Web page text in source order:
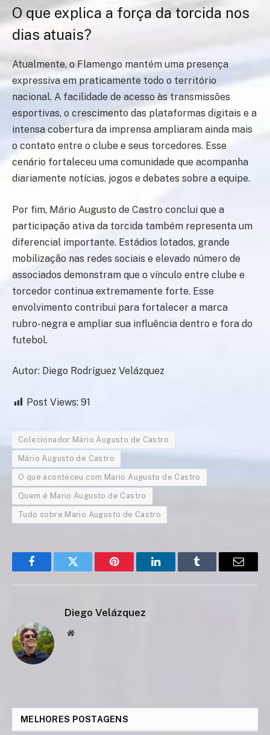
O que explica a força da torcida nos
dias atuais?
Atualmente, o Flamengo mantém uma presença
expressiva em praticamente todo o território
nacional. A facilidade de acesso às transmissões
esportivas, o crescimento das plataformas digitais e a
intensa cobertura da imprensa ampliaram ainda mais
o contato entre o clube e seus torcedores. Esse
cenário fortaleceu uma comunidade que acompanha
diariamente notícias, jogos e debates sobre a equipe.
Por fim, Mário Augusto de Castro conclui que a
participação ativa da torcida também representa um
diferencial importante. Estádios lotados, grande
mobilização nas redes sociais e elevado número de
associados demonstram que o vínculo entre clube e
torcedor continua extremamente forte. Esse
envolvimento contribui para fortalecer a marca
rubro-negra e ampliar sua influência dentro e fora do
futebol.
Autor: Diego Rodríguez Velázquez
Post Views: 91
Colecionador Mário Augusto de Castro
Mário Augusto de Castro
O que aconteceu com Mario Augusto de Castro
Quem é Mario Augusto de Castro
Tudo sobre Mario Augusto de Castro
FacebookTwitter Pinterest LinkedInTumblr Email
Diego Velázquez
Website
MELHORES POSTAGENS